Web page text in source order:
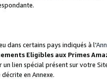
dans certains pays indiqués à l'
Eligibles aux Primes
lien spécial présent sur votre
en Annexe.